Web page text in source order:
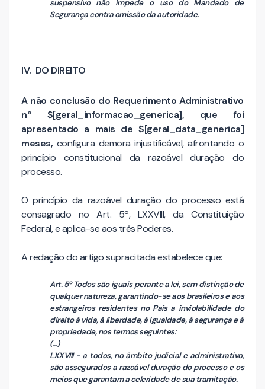
suspensivo não impede o uso do Mandado de
Segurança contra omissão da autoridade.
IV. DO DIREITO
A não conclusão do Requerimento Administrativo
nº $[geral_informacao_generica], que foi
apresentado a mais de $[geral_data_generica]
meses, configura demora injustificável, afrontando o
princípio constitucional da razoável duração do
processo.
O princípio da razoável duração do processo está
consagrado no Art. 5º, LXXVIII, da Constituição
Federal, e aplica-se aos três Poderes.
A redação do artigo supracitada estabelece que:
Art. 5º Todos são iguais perante a lei, sem distinção de
qualquer natureza, garantindo-se aos brasileiros e aos
estrangeiros residentes no País a inviolabilidade do
direito à vida, à liberdade, à igualdade, à segurança e à
propriedade, nos termos seguintes:
(...)
LXXVIII - a todos, no âmbito judicial e administrativo,
são assegurados a razoável duração do processo e os
meios que garantam a celeridade de sua tramitação.